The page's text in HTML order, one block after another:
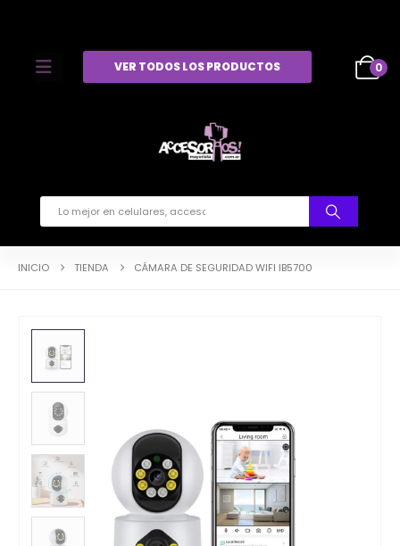
VER TODOS LOS PRODUCTOS 0
INICIO TIENDA CÁMARA DE SEGURIDAD WIFI IB5700